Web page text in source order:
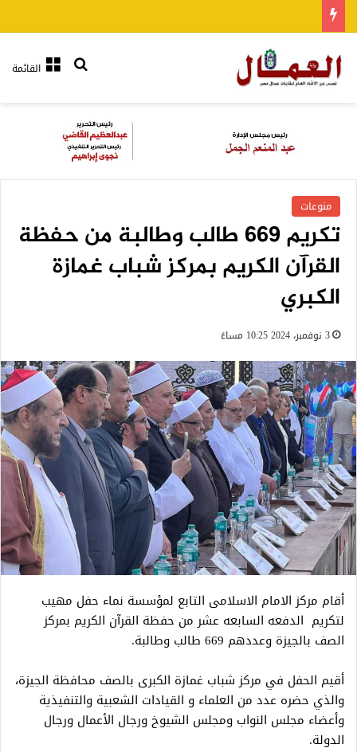
القائمةبحث عن
منوعات
تكريم 669 طالب وطالبة من حفظة
القرآن الكريم بمركز شباب غمازة
الكبري
3 نوفمبر، 2024 10:25 مساءً
أقام مركز الامام الاسلامى التابع لمؤسسة نماء حفل مهيب
لتكريم الدفعه السابعه عشر من حفظة القرآن الكريم بمركز
الصف بالجيزة وعددهم 669 طالب وطالبة.
أقيم الحفل في مركز شباب غمازة الكبرى بالصف محافظة الجيزة،
والذي حضره عدد من العلماء و القيادات الشعبية والتنفيذية
وأعضاء مجلس النواب ومجلس الشيوخ ورجال الأعمال ورجال
الدولة.